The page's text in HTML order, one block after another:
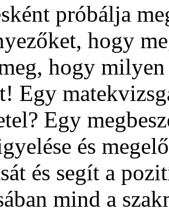
próbálja
hogy
hogy milyen
Egy
Egy
és
és segít a
mind a